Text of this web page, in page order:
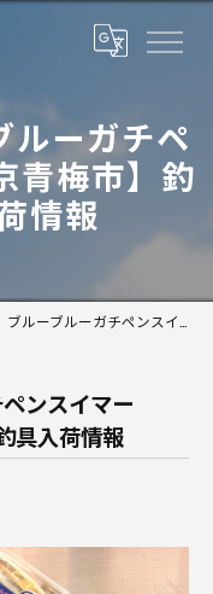
ルーガチペ
青梅市】釣
情報
ガチペンスイマー180【東京青梅市】釣具屋 釣具入荷情報
ンスイマー
具入荷情報